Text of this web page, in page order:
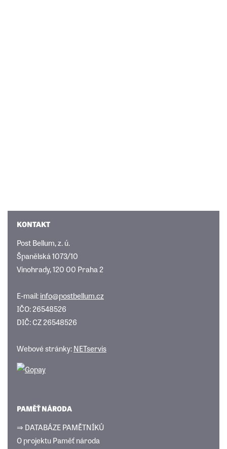
KONTAKT
Post Bellum, z. ú.
Španělská 1073/10
Vinohrady, 120 00 Praha 2
E-mail:info@postbellum.cz
IČO: 26548526
DIČ: CZ 26548526
Webové stránky:NETservis
PAMĚŤ NÁRODA
⇒ DATABÁZE PAMĚTNÍKŮ
O projektu Paměť národa